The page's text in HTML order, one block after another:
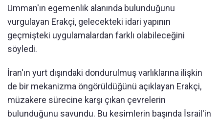
Umman'ın egemenlik alanında bulunduğunu
vurgulayan Erakçi, gelecekteki idari yapının
geçmişteki uygulamalardan farklı olabileceğini
söyledi.
İran'ın yurt dışındaki dondurulmuş varlıklarına ilişkin
de bir mekanizma öngörüldüğünü açıklayan Erakçi,
müzakere sürecine karşı çıkan çevrelerin
bulunduğunu savundu. Bu kesimlerin başında İsrail'in